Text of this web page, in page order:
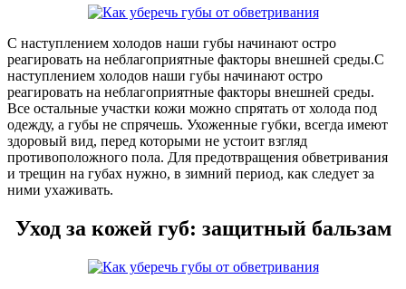
С наступлением холодов наши губы начинают остро
реагировать на неблагоприятные факторы внешней среды.С
наступлением холодов наши губы начинают остро
реагировать на неблагоприятные факторы внешней среды.
Все остальные участки кожи можно спрятать от холода под
одежду, а губы не спрячешь. Ухоженные губки, всегда имеют
здоровый вид, перед которыми не устоит взгляд
противоположного пола. Для предотвращения обветривания
и трещин на губах нужно, в зимний период, как следует за
ними ухаживать.
Уход за кожей губ: защитный бальзам